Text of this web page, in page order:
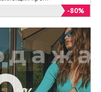
-80%